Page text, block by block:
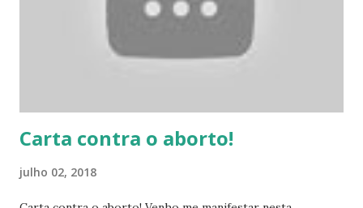
Carta contra o aborto!
julho 02, 2018